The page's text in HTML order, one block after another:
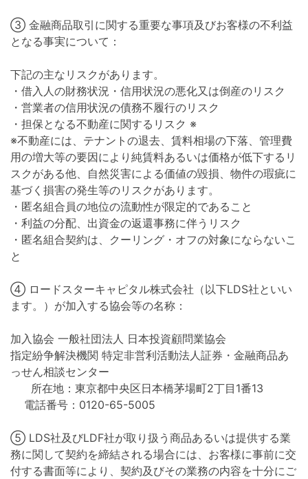
③ 金融商品取引に関する重要な事項及びお客様の不利益
となる事実について：
下記の主なリスクがあります。
・借入人の財務状況・信用状況の悪化又は倒産のリスク
・営業者の信用状況の債務不履行のリスク
・担保となる不動産に関するリスク ※
※不動産には、テナントの退去、賃料相場の下落、管理費
用の増大等の要因により純賃料あるいは価格が低下するリ
スクがある他、自然災害による価値の毀損、物件の瑕疵に
基づく損害の発生等のリスクがあります。
・匿名組合員の地位の流動性が限定的であること
・利益の分配、出資金の返還事務に伴うリスク
・匿名組合契約は、クーリング・オフの対象にならないこ
と
④ ロードスターキャピタル株式会社（以下LDS社といい
ます。）が加入する協会等の名称：
加入協会 一般社団法人 日本投資顧問業協会
指定紛争解決機関 特定非営利活動法人証券・金融商品あ
っせん相談センター
所在地：東京都中央区日本橋茅場町2丁目1番13
電話番号：0120-65-5005
⑤ LDS社及びLDF社が取り扱う商品あるいは提供する業
務に関して契約を締結される場合には、お客様に事前に交
付する書面等により、契約及びその業務の内容を十分にご